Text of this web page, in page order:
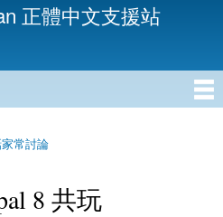
正體中文支援站
常討論
8 共玩